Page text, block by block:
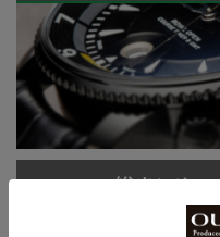
KUOE：総まとめ